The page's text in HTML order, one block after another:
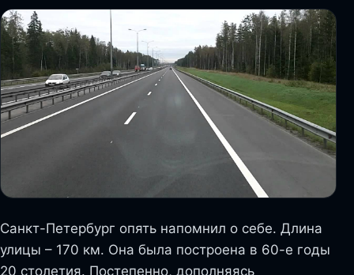
Санкт-Петербург опять напомнил о себе. Длина
улицы – 170 км. Она была построена в 60-е годы
20 столетия. Постепенно, дополняясь